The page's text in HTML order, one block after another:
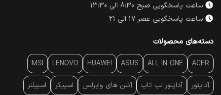
ساعت پاسخگویی صبح 8:30 الی 13:30
ساعت پاسخگویی عصر 17 الی 21
دسته‌های محصولات
ACER
ALL IN ONE
ASUS
HUAWEI
LENOVO
MSI
آداپتور آداپتور لپ تاپ آنتن‌ های وایرلس اسپیکر اسپیلتر